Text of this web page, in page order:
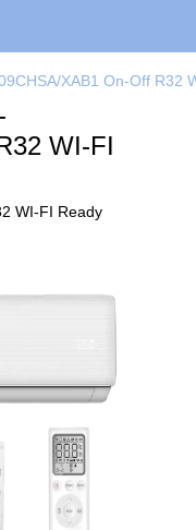
XAB1 On-Off R32
WI-FI
WI-FI Ready